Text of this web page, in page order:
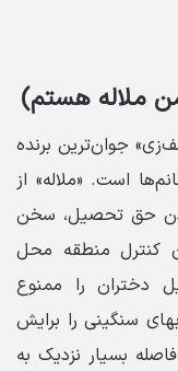
جوان‌ترین برنده‌
است. «ملاله» از
حق تحصیل، سخن
کنترل منطقه‌ محل
دختران را ممنوع
سنگینی را برایش
بسیار نزدیک به